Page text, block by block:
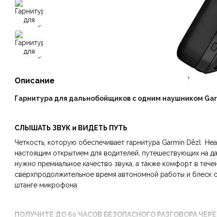
Описание
Гарнитура для дальнобойщиков с одним наушником
СЛЫШАТЬ ЗВУК и ВИДЕТЬ ПУТЬ
Четкость, которую обеспечивает гарнитура Garmin Dēzl
настоящим открытием для водителей, путешествующих на
нужно премиальное качество звука, а также комфорт в
сверхпродолжительное время автономной работы и блеск
штанге микрофона.
ПОЛУЧИТЕ ДО 60 ЧАСОВ БЕЗОПАСНОГО РАЗГОВОРА